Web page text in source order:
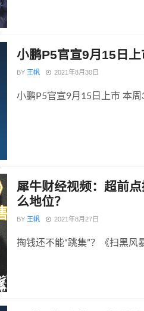
小鹏P5官宣9月15日
BY 王帆 2021年8月30日
小鹏P5官宣9月15日上市 本
犀牛财经视频：超前
么地位？
BY 王帆 2021年8月27日
掏钱还不能“跳集”？《扫黑风